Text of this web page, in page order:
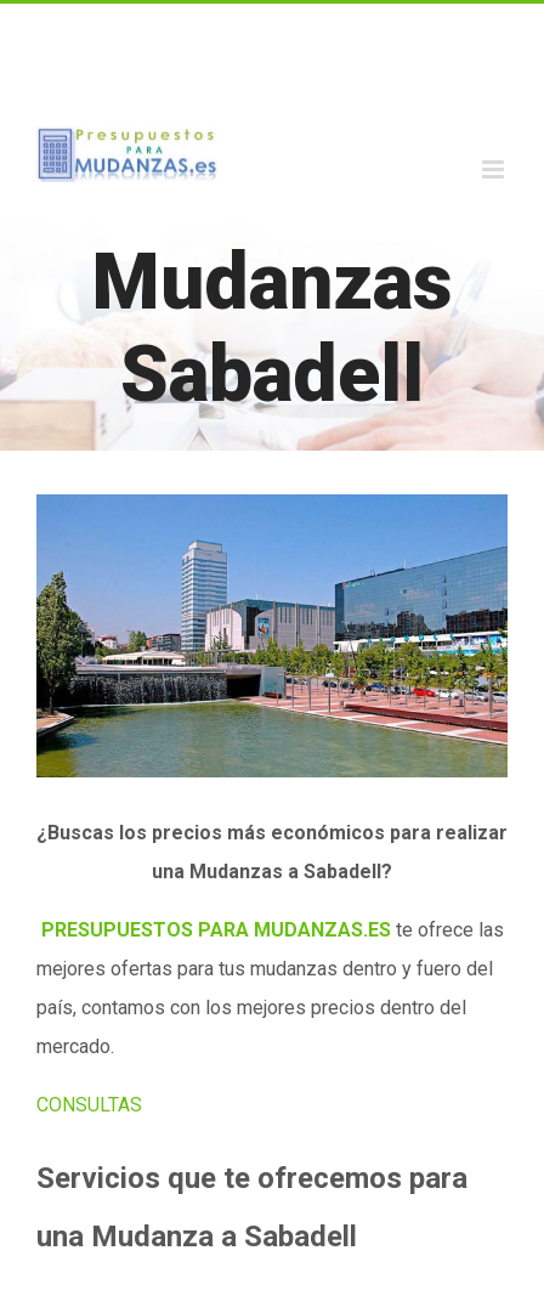
Mudanzas
Sabadell
¿Buscas los precios más económicos para realizar
una Mudanzas a Sabadell?
PRESUPUESTOS PARA MUDANZAS.ES te ofrece las
mejores ofertas para tus mudanzas dentro y fuero del
país, contamos con los mejores precios dentro del
mercado.
CONSULTAS
Servicios que te ofrecemos para
una Mudanza a Sabadell